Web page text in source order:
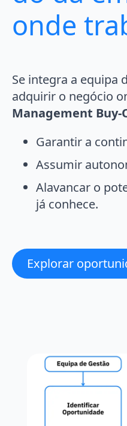
onde
Se integra a equipa
adquirir o negócio
Management Buy-
Garantir a
Assumir
Alavancar o
já conhece.
Explorar